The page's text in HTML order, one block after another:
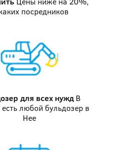
посредников
для всех нужд В
любой бульдозер в
Нее